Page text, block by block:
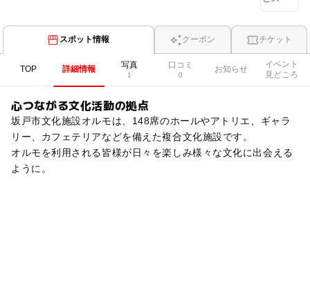
スポット情報 クーポン チケット
TOP 詳細情報 写真
1
口コミ
0
お知らせ
イベント
見どころ
心つながる文化活動の拠点
坂戸市文化施設オルモは、148席のホールやアトリエ、ギャラ
リー、カフェテリアなどを備えた複合文化施設です。
オルモを利用される皆様が日々を楽しみ様々な文化に出会える
ように。